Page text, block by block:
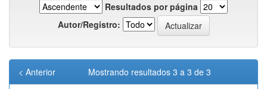
Resultados por página
Autor/Registro:
Mostrando resultados 3 a 3 de 3
< Anterior